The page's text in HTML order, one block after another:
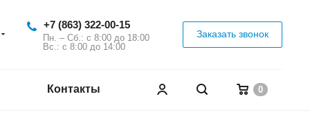
+7 (863) 322-00-15
Пн. – Сб.: с 8:00 до 18:00
Вс.: с 8:00 до 14:00
Заказать звонок
0
Контакты